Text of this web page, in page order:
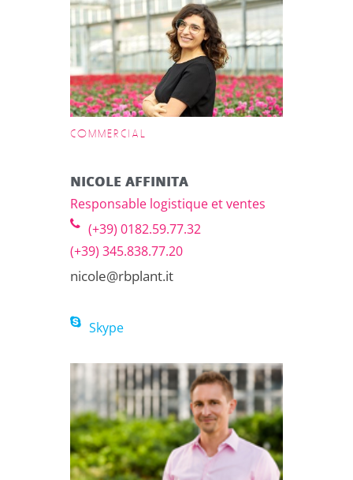
COMMERCIAL
NICOLE AFFINITA
Responsable logistique et ventes
(+39) 0182.59.77.32
(+39) 345.838.77.20
nicole@rbplant.it
Skype